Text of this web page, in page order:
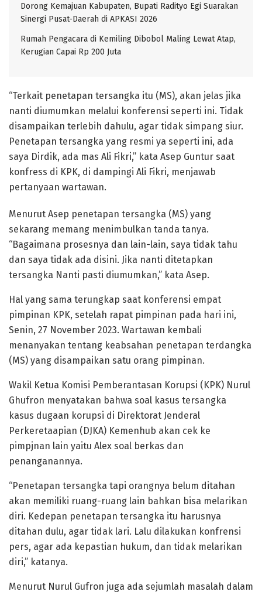
Dorong Kemajuan Kabupaten, Bupati Radityo Egi Suarakan
Sinergi Pusat-Daerah di APKASI 2026
Rumah Pengacara di Kemiling Dibobol Maling Lewat Atap,
Kerugian Capai Rp 200 Juta
“Terkait penetapan tersangka itu (MS), akan jelas jika
nanti diumumkan melalui konferensi seperti ini. Tidak
disampaikan terlebih dahulu, agar tidak simpang siur.
Penetapan tersangka yang resmi ya seperti ini, ada
saya Dirdik, ada mas Ali Fikri,” kata Asep Guntur saat
konfress di KPK, di dampingi Ali Fikri, menjawab
pertanyaan wartawan.
Menurut Asep penetapan tersangka (MS) yang
sekarang memang menimbulkan tanda tanya.
“Bagaimana prosesnya dan lain-lain, saya tidak tahu
dan saya tidak ada disini. Jika nanti ditetapkan
tersangka Nanti pasti diumumkan,” kata Asep.
Hal yang sama terungkap saat konferensi empat
pimpinan KPK, setelah rapat pimpinan pada hari ini,
Senin, 27 November 2023. Wartawan kembali
menanyakan tentang keabsahan penetapan terdangka
(MS) yang disampaikan satu orang pimpinan.
Wakil Ketua Komisi Pemberantasan Korupsi (KPK) Nurul
Ghufron menyatakan bahwa soal kasus tersangka
kasus dugaan korupsi di Direktorat Jenderal
Perkeretaapian (DJKA) Kemenhub akan cek ke
pimpjnan lain yaitu Alex soal berkas dan
penanganannya.
“Penetapan tersangka tapi orangnya belum ditahan
akan memiliki ruang-ruang lain bahkan bisa melarikan
diri. Kedepan penetapan tersangka itu harusnya
ditahan dulu, agar tidak lari. Lalu dilakukan konfrensi
pers, agar ada kepastian hukum, dan tidak melarikan
diri,” katanya.
Menurut Nurul Gufron juga ada sejumlah masalah dalam